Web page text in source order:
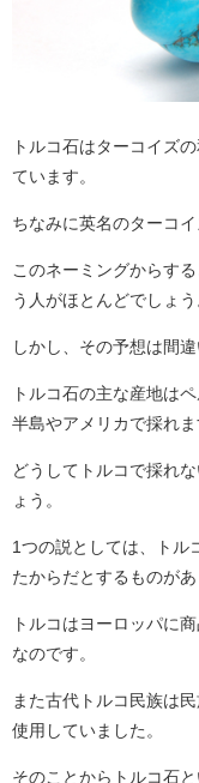
トルコ石はターコイズ
ています。
ちなみに英名のターコ
このネーミングからす
う人がほとんどでしょう
しかし、その予想は間
トルコ石の主な産地は
半島やアメリカで採れま
どうしてトルコで採れ
ょう。
1つの説としては、トル
たからだとするものがあ
トルコはヨーロッパに
なのです。
また古代トルコ民族は
使用していました。
そのことからトルコ石